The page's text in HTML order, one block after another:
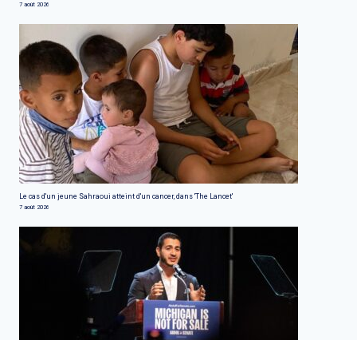
7 août 2026
Le cas d'un jeune Sahraoui atteint d'un cancer, dans 'The Lancet'
7 août 2026